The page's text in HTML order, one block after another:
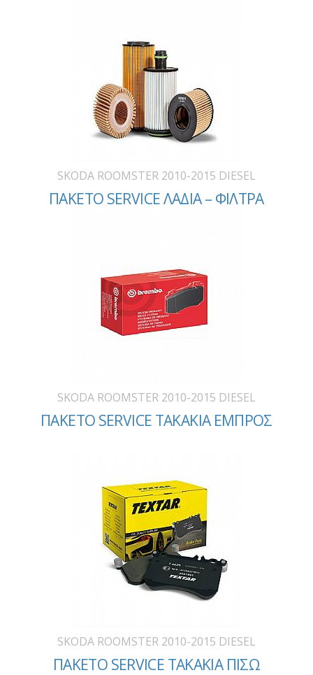
SKODA ROOMSTER 2010-2015 DIESEL
ΠΑΚΕΤΟ SERVICE ΛΑΔΙΑ – ΦΙΛΤΡΑ
SKODA ROOMSTER 2010-2015 DIESEL
ΠΑΚΕΤΟ SERVICE ΤΑΚΑΚΙΑ ΕΜΠΡΟΣ
SKODA ROOMSTER 2010-2015 DIESEL
ΠΑΚΕΤΟ SERVICE ΤΑΚΑΚΙΑ ΠΙΣΩ